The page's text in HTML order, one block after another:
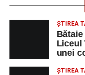
ŞTIREA
Liceul
unei
ŞTIREA